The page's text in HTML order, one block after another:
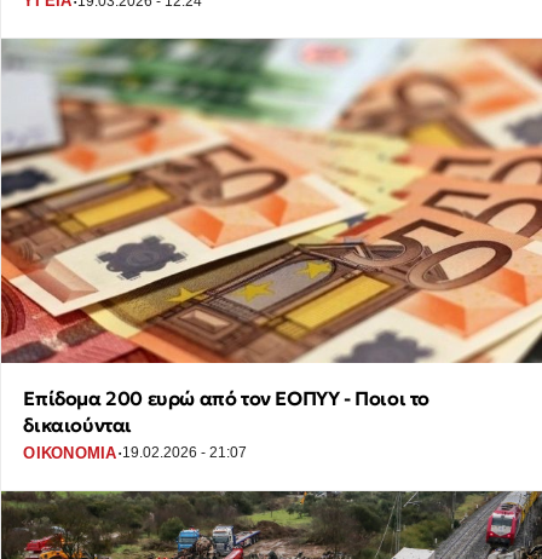
Επίδομα 200 ευρώ από τον ΕΟΠΥΥ - Ποιοι το
δικαιούνται
ΟΙΚΟΝΟΜΙΑ·19.02.2026 - 21:07